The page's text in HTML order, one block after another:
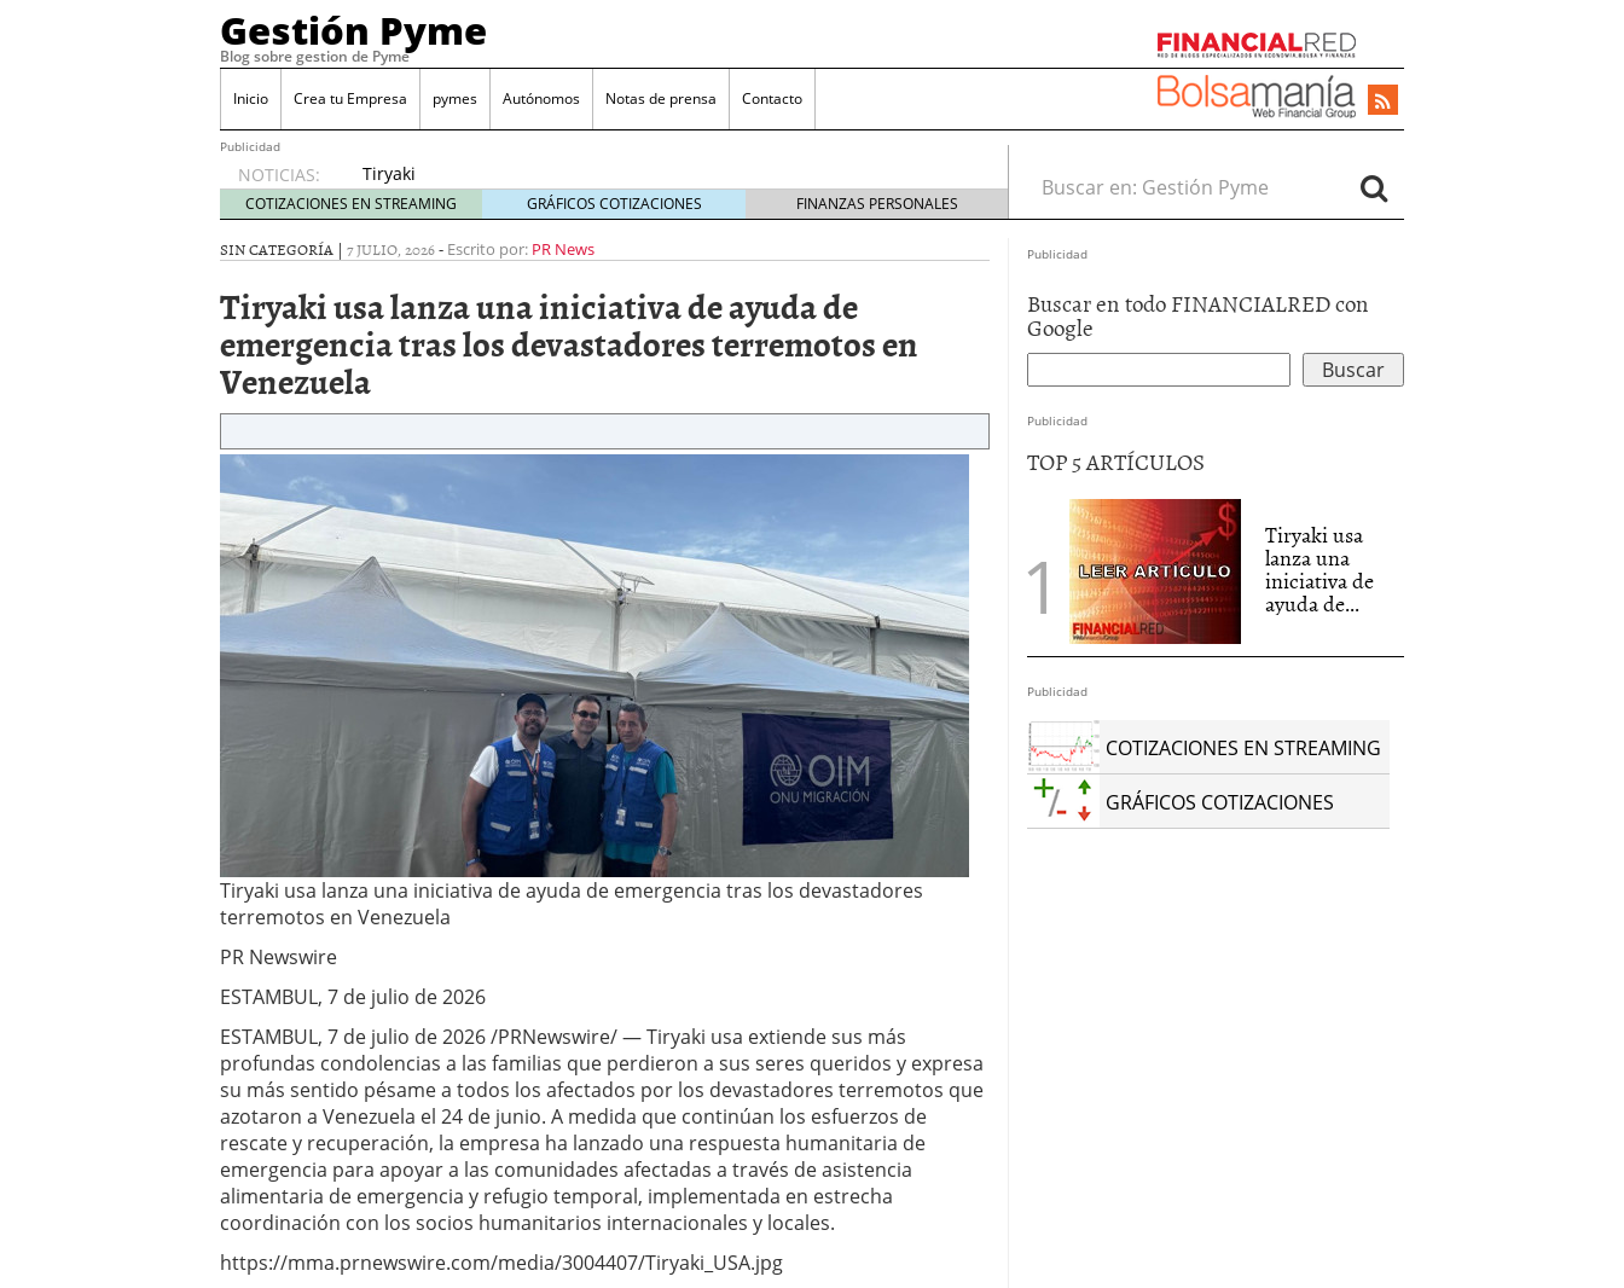
Gestión Pyme
Blog sobre gestion de Pyme
Inicio Crea tu Empresa pymes Autónomos Notas de prensa Contacto
Publicidad
NOTICIAS:
Tiryaki
usa
lanza
una
ayuda
de
tras los
devastadores
julio 7,
2026
COTIZACIONES EN STREAMING GRÁFICOS COTIZACIONES FINANZAS PERSONALES
Buscar en:
SIN CATEGORÍA | 7 JULIO, 2026- Escrito por: PR News
Tiryaki usa lanza una iniciativa de ayuda de
emergencia tras los devastadores terremotos en
Venezuela
Tiryaki usa lanza una iniciativa de ayuda de emergencia tras los devastadores
terremotos en Venezuela
PR Newswire
ESTAMBUL, 7 de julio de 2026
ESTAMBUL, 7 de julio de 2026 /PRNewswire/ — Tiryaki usa extiende sus más
profundas condolencias a las familias que perdieron a sus seres queridos y expresa
su más sentido pésame a todos los afectados por los devastadores terremotos que
azotaron a Venezuela el 24 de junio. A medida que continúan los esfuerzos de
rescate y recuperación, la empresa ha lanzado una respuesta humanitaria de
emergencia para apoyar a las comunidades afectadas a través de asistencia
alimentaria de emergencia y refugio temporal, implementada en estrecha
coordinación con los socios humanitarios internacionales y locales.
https://mma.prnewswire.com/media/3004407/Tiryaki_USA.jpg
Publicidad
Buscar en todo FINANCIALRED con
Google
Publicidad
TOP 5 ARTÍCULOS
Tiryaki usa
lanza una
iniciativa de
ayuda de...
Publicidad
COTIZACIONES EN STREAMING
GRÁFICOS COTIZACIONES